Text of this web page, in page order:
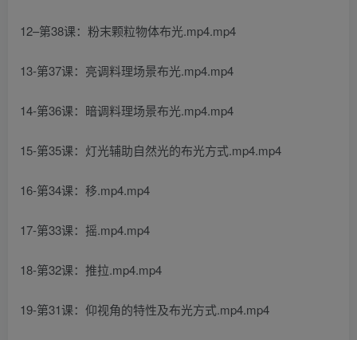
12–第38课：粉末颗粒物体布光.mp4.mp4
13-第37课：亮调料理场景布光.mp4.mp4
14-第36课：暗调料理场景布光.mp4.mp4
15-第35课：灯光辅助自然光的布光方式.mp4.mp4
16-第34课：移.mp4.mp4
17-第33课：摇.mp4.mp4
18-第32课：推拉.mp4.mp4
19-第31课：仰视角的特性及布光方式.mp4.mp4